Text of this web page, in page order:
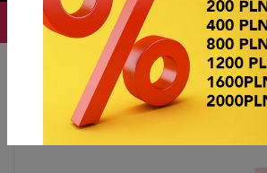
OKAZJE CENOWE
Biżuteria dziecięca